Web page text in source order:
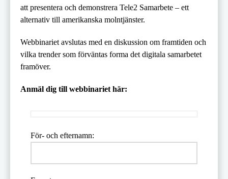
att presentera och demonstrera Tele2 Samarbete – ett
alternativ till amerikanska molntjänster.
Webbinariet avslutas med en diskussion om framtiden och
vilka trender som förväntas forma det digitala samarbetet
framöver.
Anmäl dig till webbinariet här:
För- och efternamn: